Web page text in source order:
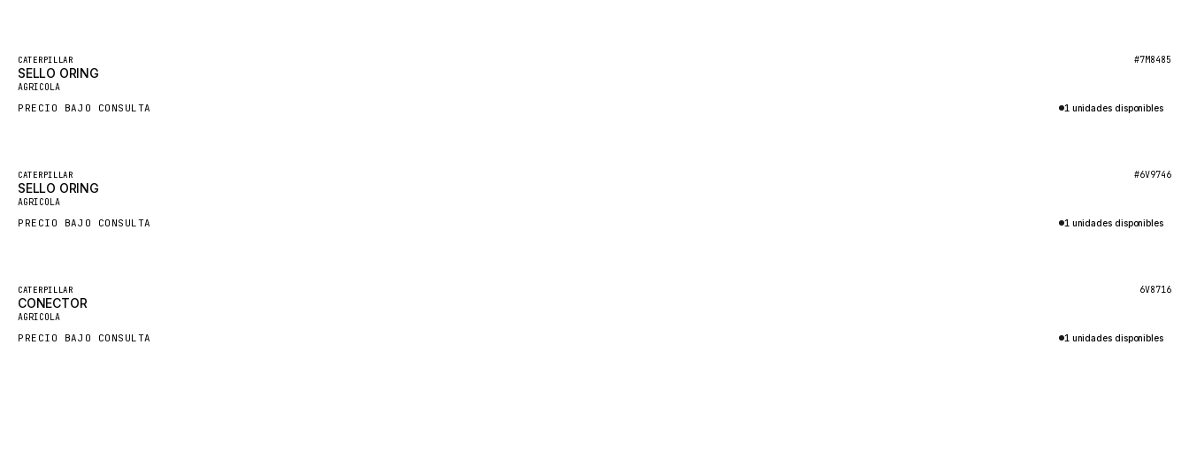
GEHL
FORD
CLARK
JLC
INTERNATIONAL HARVESTER
KOBELCO
KONECRANES
TAYLOR
Destacado
Nuevo
CATERPILLAR #7M8485
SELLO ORING
AGRICOLA
PRECIO BAJO CONSULTA 1 unidades disponibles
Destacado
Nuevo
CATERPILLAR #6V9746
SELLO ORING
AGRICOLA
PRECIO BAJO CONSULTA 1 unidades disponibles
Destacado
Nuevo
CATERPILLAR 6V8716
CONECTOR
AGRICOLA
PRECIO BAJO CONSULTA 1 unidades disponibles